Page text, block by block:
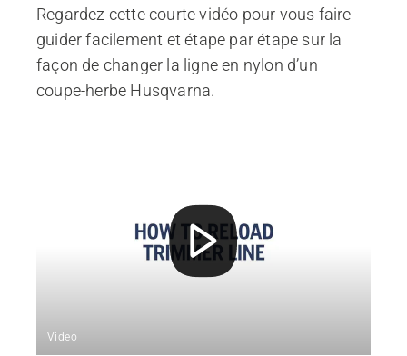
Regardez cette courte vidéo pour vous faire
guider facilement et étape par étape sur la
façon de changer la ligne en nylon d’un
coupe-herbe Husqvarna.
Video